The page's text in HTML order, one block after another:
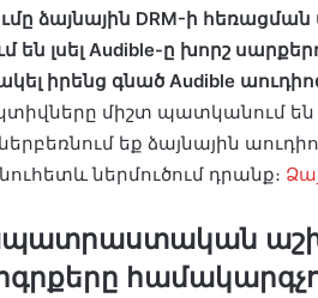
ձայնային DRM-ի
են լսել Audible-ը խորշ
իրենց գնած Audible
միշտ պատկանում են
ներբեռնում եք ձայնային
ներմուծում դրանք։